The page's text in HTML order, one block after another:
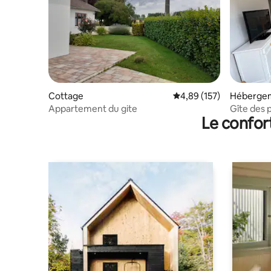
Cottage Évaluation moyenne
4,89 (157)
Appartement du gite
Gîte des
Le